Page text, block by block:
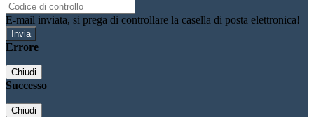
E-mail inviata, si prega di controllare la casella di posta elettronica!
Errore
Chiudi
Successo
Chiudi